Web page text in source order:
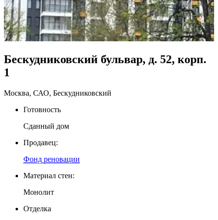
Бескудниковский бульвар, д. 52, корп.
1
Москва, САО, Бескудниковский
Готовность
Сданный дом
Продавец:
Фонд реновации
Материал стен:
Монолит
Отделка